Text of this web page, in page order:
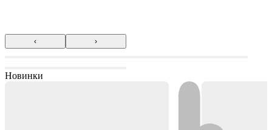
‹ ›
Новинки